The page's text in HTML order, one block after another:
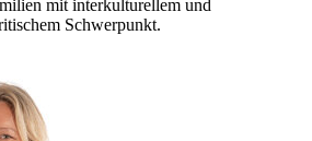
mit interkulturellem und
Schwerpunkt.